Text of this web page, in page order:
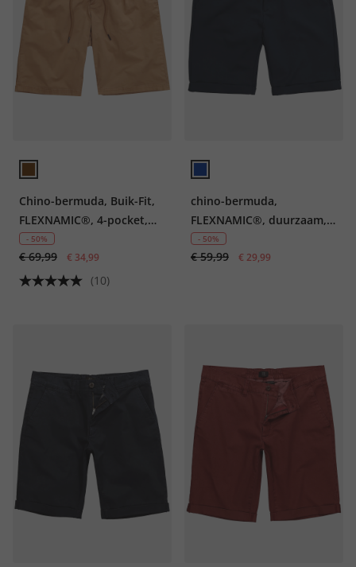
Chino-bermuda, Buik-Fit,
FLEXNAMIC®, 4-pocket,
tot 8XL
- 50%
€ 69,99 € 34,99
(10)
chino-bermuda,
FLEXNAMIC®, duurzaam,
Buik-Fit, Regular Fit,
gerecycled polyester, tot
- 50%
€ 59,99 € 29,99